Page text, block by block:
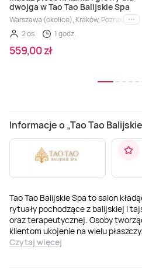
dwojga w Tao Tao Balijskie Spa
Warszawa (okolice), Kraków, Poznań,
i
2 os.
1 godz.
559,00 zł
Informacje o „Tao Tao
Tao Tao Balijskie Spa to salon
rytuały pochodzące z balijskiej i
oraz terapeutycznej. Osoby
klientom ukojenie na wielu
Czytaj więcej